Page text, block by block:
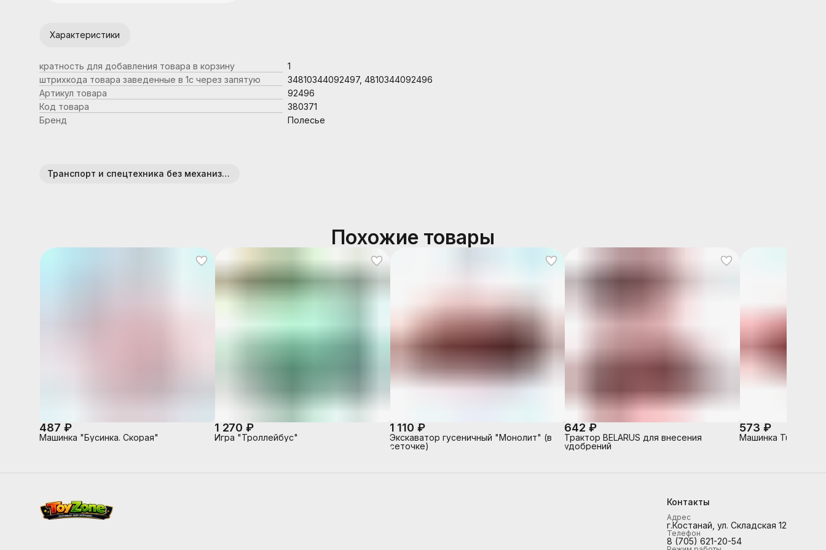
Характеристики
кратность для добавления товара в корзину
1
штрихкода товара заведенные в 1с через запятую
34810344092497, 4810344092496
Артикул товара
92496
Код товара
380371
Бренд
Полесье
Транспорт и спецтехника без механизмов (пластик)
Похожие товары
487 ₽
Машинка "Бусинка. Скорая"
1 270 ₽
Игра "Троллейбус"
1 110 ₽
Экскаватор гусеничный "Монолит" (в
сеточке)
642 ₽
Трактор BELARUS для внесения
удобрений
573 ₽
Машинка Turbo "V-
Контакты
Адрес
г.Костанай, ул. Складская 12
Телефон
8 (705) 621-20-54